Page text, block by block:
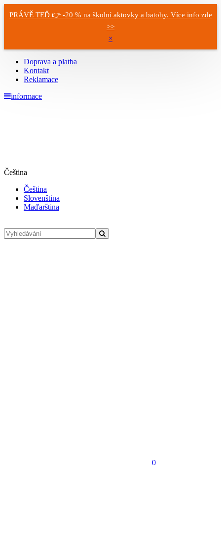
PRÁVĚ TEĎ 👉 -20 % na školní aktovky a batohy. Více info zde
>>
×
Doprava a platba
Kontakt
Reklamace
informace
Čeština
Čeština
Slovenština
Maďarština
0